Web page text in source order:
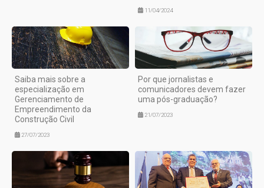
11/04/2024
Saiba mais sobre a
especialização em
Gerenciamento de
Empreendimento da
Construção Civil
27/07/2023
Por que jornalistas e
comunicadores devem fazer
uma pós-graduação?
21/07/2023